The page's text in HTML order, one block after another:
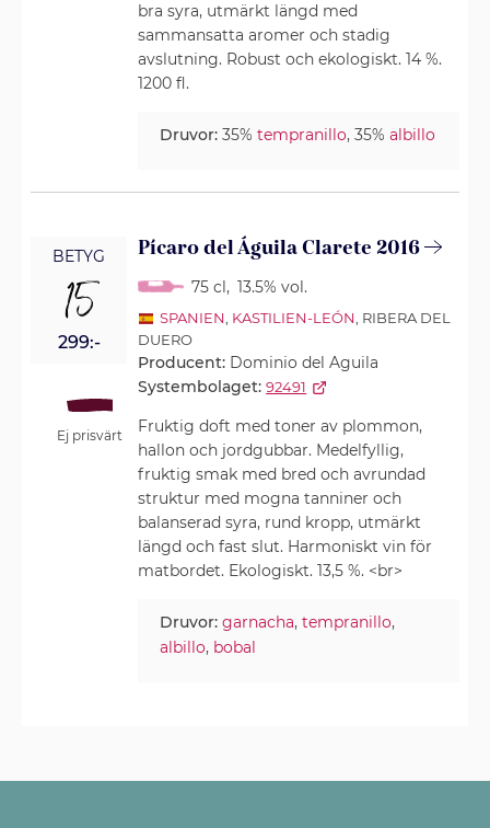
bra syra, utmärkt längd med
sammansatta aromer och stadig
avslutning. Robust och ekologiskt. 14 %.
1200 fl.
Druvor: 35%tempranillo, 35%albillo
BETYG
15
299:-
Ej prisvärt
Pícaro del Águila Clarete 2016
75 cl, 13.5% vol.
SPANIEN KASTILIEN-LEÓN , RIBERA DEL
DUERO
Producent: Dominio del Aguila
Systembolaget: 92491
Fruktig doft med toner av plommon,
hallon och jordgubbar. Medelfyllig,
fruktig smak med bred och avrundad
struktur med mogna tanniner och
balanserad syra, rund kropp, utmärkt
längd och fast slut. Harmoniskt vin för
matbordet. Ekologiskt. 13,5 %. <br>
Druvor: garnacha,tempranillo,
albillo, bobal